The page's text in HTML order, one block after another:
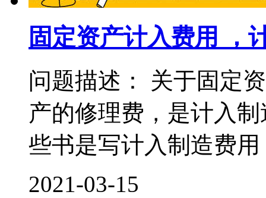
固定资产计入费用 ，
问题描述： 关于固定
产的修理费，是计入
些书是写计入制造费
2021-03-15